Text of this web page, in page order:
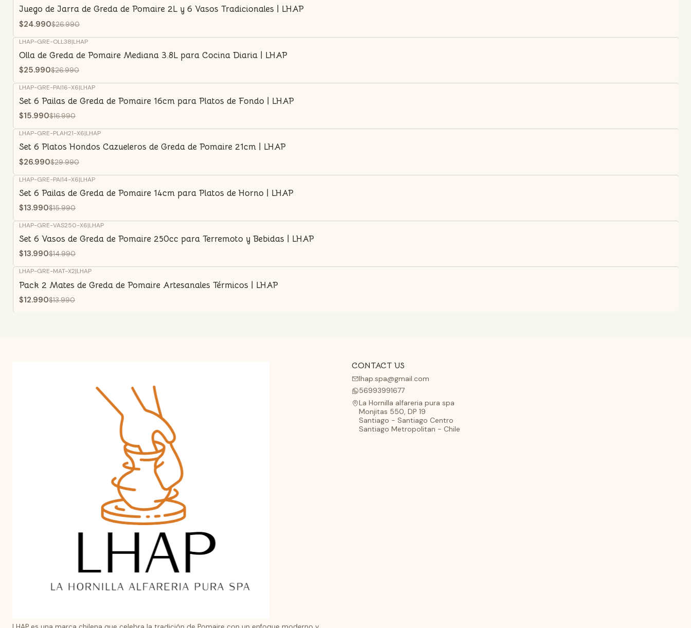
OFF
Juego de Jarra de Greda de Pomaire 2L y 6 Vasos Tradicionales | LHAP
$24.990$26.990
-4% OFF
LHAP-GRE-OLL38|LHAP
Olla de Greda de Pomaire Mediana 3.8L para Cocina Diaria | LHAP
$25.990$26.990
-6% OFF
LHAP-GRE-PAI16-X6|LHAP
Set 6 Pailas de Greda de Pomaire 16cm para Platos de Fondo | LHAP
$15.990$16.990
-10%OFF
LHAP-GRE-PLAH21-X6|LHAP
Set 6 Platos Hondos Cazueleros de Greda de Pomaire 21cm | LHAP
$26.990$29.990
-13% OFF
LHAP-GRE-PAI14-X6|LHAP
Set 6 Pailas de Greda de Pomaire 14cm para Platos de Horno | LHAP
$13.990$15.990
-7% OFF
LHAP-GRE-VAS250-X6|LHAP
Set 6 Vasos de Greda de Pomaire 250cc para Terremoto y Bebidas | LHAP
$13.990$14.990
-7% OFF
LHAP-GRE-MAT-X2|LHAP
Pack 2 Mates de Greda de Pomaire Artesanales Térmicos | LHAP
$12.990$13.990
CONTACT US
lhap.spa@gmail.com
56993991677
La Hornilla alfareria pura spa
Monjitas 550, DP 19
Santiago - Santiago Centro
Santiago Metropolitan - Chile